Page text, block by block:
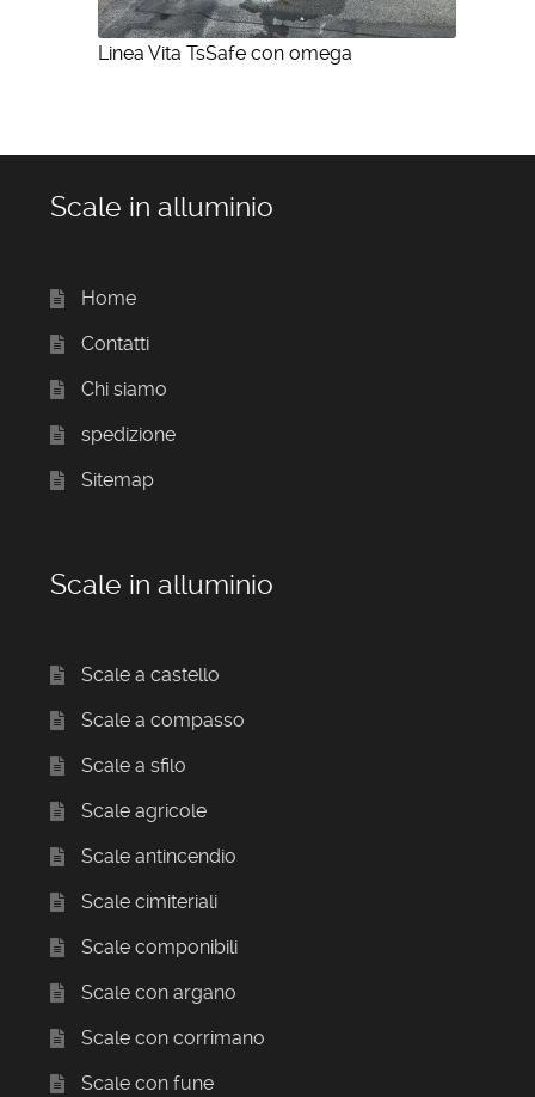
Linea Vita TsSafe con omega
Scale in alluminio
Home
Contatti
Chi siamo
spedizione
Sitemap
Scale in alluminio
Scale a castello
Scale a compasso
Scale a sfilo
Scale agricole
Scale antincendio
Scale cimiteriali
Scale componibili
Scale con argano
Scale con corrimano
Scale con fune